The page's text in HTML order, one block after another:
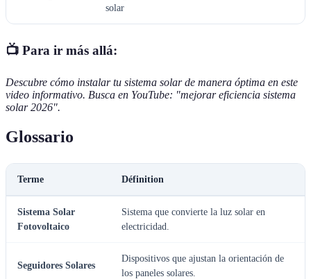
solar
📺 Para ir más allá:
Descubre cómo instalar tu sistema solar de manera óptima en este
video informativo. Busca en YouTube: "mejorar eficiencia sistema
solar 2026".
Glossario
Terme Définition
Sistema Solar
Fotovoltaico
Sistema que convierte la luz solar en
electricidad.
Seguidores Solares
Dispositivos que ajustan la orientación de
los paneles solares.